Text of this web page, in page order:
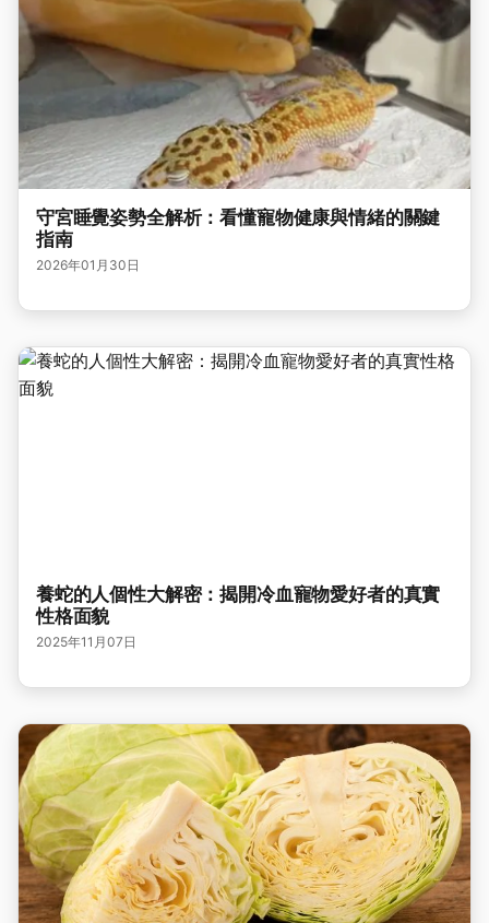
守宮睡覺姿勢全解析：看懂寵物健康與情緒的關鍵
指南
2026年01月30日
養蛇的人個性大解密：揭開冷血寵物愛好者的真實
性格面貌
2025年11月07日